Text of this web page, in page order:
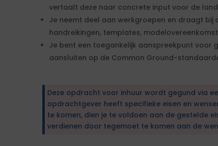
vertaalt deze naar concrete input voor de
Je neemt deel aan werkgroepen en draagt bij
handreikingen, templates,
Je bent een toegankelijk aanspreekpunt voor
aansluiten op de Common Ground-
Deze opdracht voor inhuur wordt gegund via
opdrachtgever heeft specifieke eisen en
te komen, dien je te voldoen aan de gestelde
verdienen door tegemoet te komen aan de